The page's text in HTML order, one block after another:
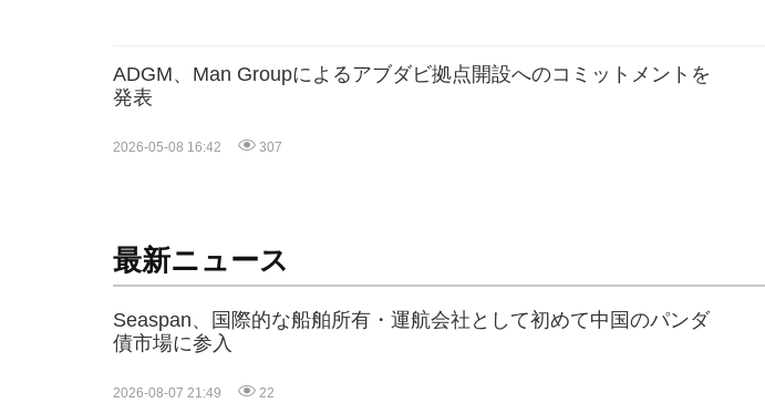
ADGM、Man Groupによるアブダビ拠点開設へのコミットメントを
発表
2026-05-08 16:42 307
最新ニュース
Seaspan、国際的な船舶所有・運航会社として初めて中国のパンダ
債市場に参入
2026-08-07 21:49 22